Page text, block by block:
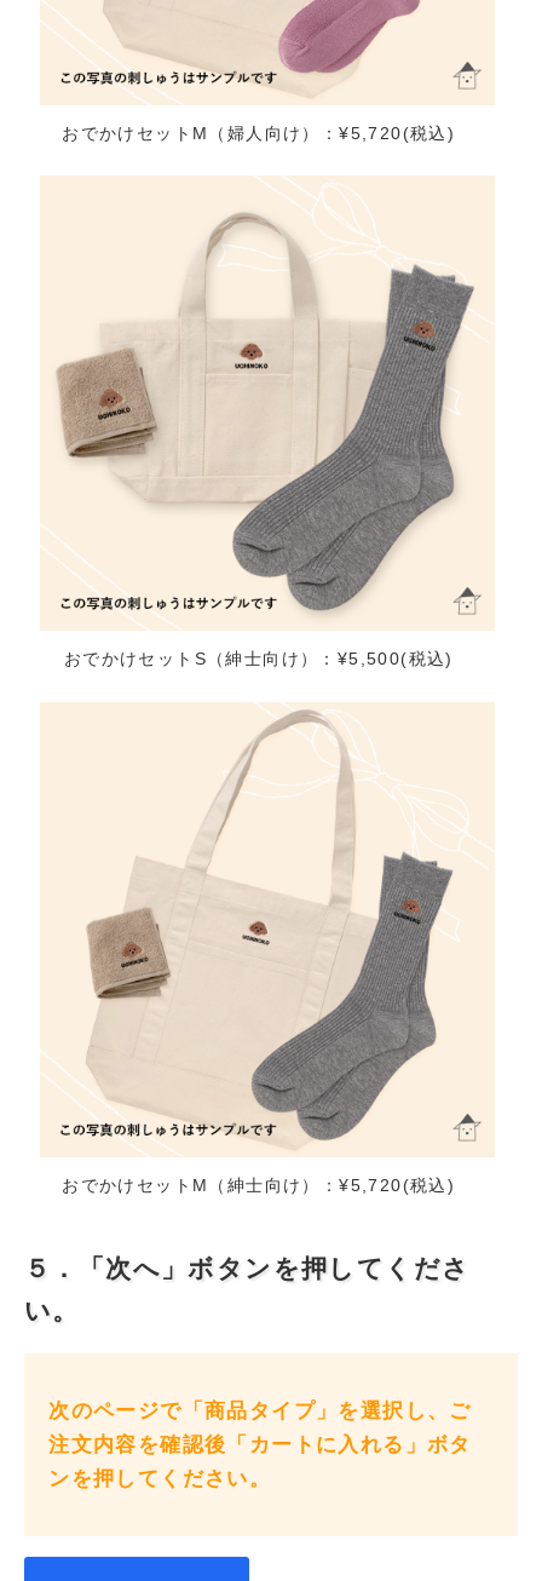
おでかけセットM（婦人向け）：¥5,720(税込)
おでかけセットS（紳士向け）：¥5,500(税込)
おでかけセットM（紳士向け）：¥5,720(税込)
５．「次へ」ボタンを押してくださ
い。
次のページで「商品タイプ」を選択し、ご
注文内容を確認後「カートに入れる」ボタ
ンを押してください。